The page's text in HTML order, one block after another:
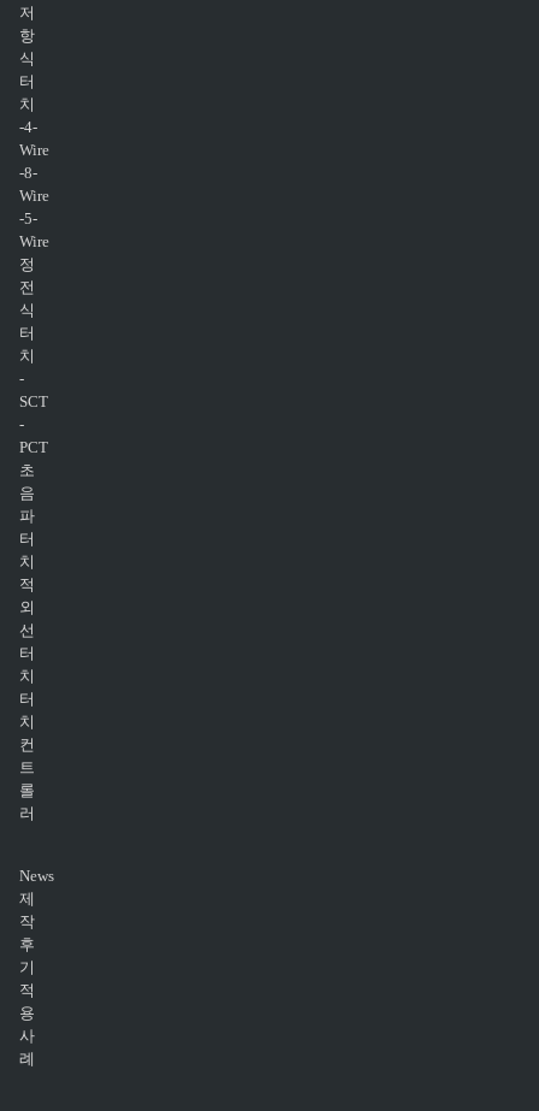
저
항
식
터
치
-4-
Wire
-8-
Wire
-5-
Wire
정
전
식
터
치
-
SCT
-
PCT
초
음
파
터
치
적
외
선
터
치
터
치
컨
트
롤
러
News
제
작
후
기
적
용
사
례